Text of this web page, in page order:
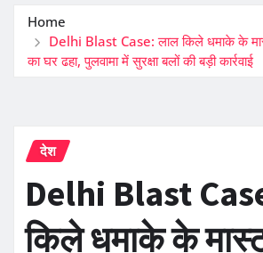
Home
Delhi Blast Case: लाल किले धमाके के
का घर ढहा, पुलवामा में सुरक्षा बलों की बड़ी कार्रवाई
देश
Delhi Blast
किले धमाके के